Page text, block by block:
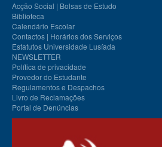
Acção Social | Bolsas de Estudo
Biblioteca
Calendário Escolar
Contactos | Horários dos Serviços
Estatutos Universidade Lusíada
NEWSLETTER
Política de privacidade
Provedor do Estudante
Regulamentos e Despachos
Livro de Reclamações
Portal de Denúncias